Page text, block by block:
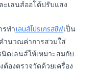
เลนส์ออโต้ปรับแสง
รทำเลนส์โปรเกรสซีฟเป็น
ำนวณค่าการสวมใส่
ดเลนส์ให้เหมาะสมกับ
องตรวจวัดด้วยเครื่อง